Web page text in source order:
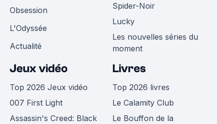
Obsession
L'Odyssée
Actualité
Spider-Noir
Lucky
Les nouvelles séries du
moment
Jeux vidéo
Top 2026 Jeux vidéo
007 First Light
Assassin's Creed: Black
Livres
Top 2026 livres
Le Calamity Club
Le Bouffon de la